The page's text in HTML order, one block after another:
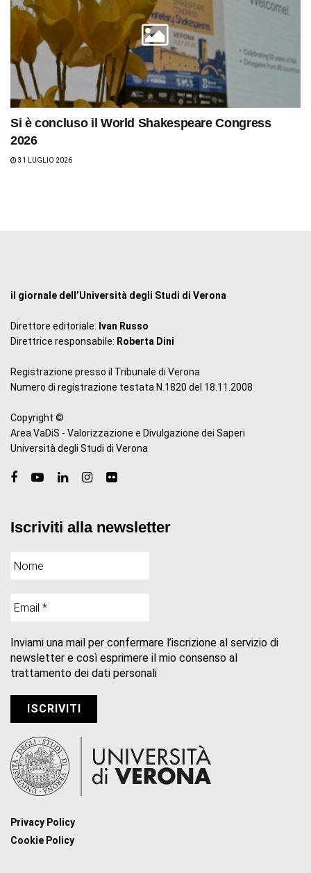
Si è concluso il World Shakespeare Congress
2026
31 LUGLIO 2026
il giornale dell’Università degli Studi di Verona
Direttore editoriale: Ivan Russo
Direttrice responsabile: Roberta Dini
Registrazione presso il Tribunale di Verona
Numero di registrazione testata N.1820 del 18.11.2008
Copyright ©
Area VaDiS - Valorizzazione e Divulgazione dei Saperi
Università degli Studi di Verona
Iscriviti alla newsletter
Inviami una mail per confermare l’iscrizione al servizio di
newsletter e così esprimere il mio consenso al
trattamento dei dati personali
Privacy Policy
Cookie Policy